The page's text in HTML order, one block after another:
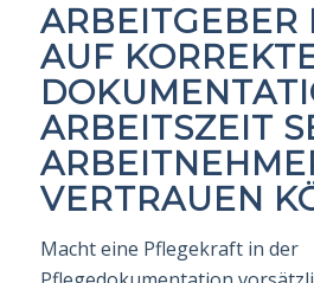
ARBEITGEBER
AUF
ARBEITSZEIT
VERTRAUEN
Macht eine Pflegekraft in der